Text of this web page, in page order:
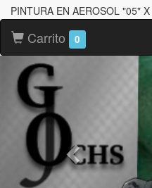
PINTURA EN AEROSOL "05"
Carrito 0